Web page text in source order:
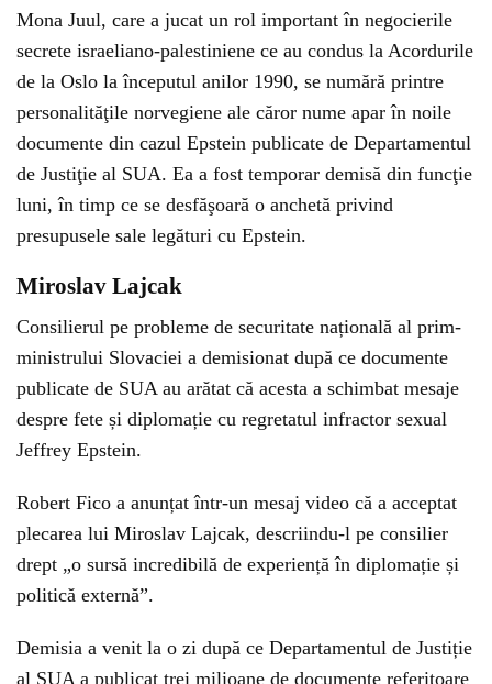
Mona Juul, care a jucat un rol important în negocierile
secrete israeliano-palestiniene ce au condus la Acordurile
de la Oslo la începutul anilor 1990, se numără printre
personalităţile norvegiene ale căror nume apar în noile
documente din cazul Epstein publicate de Departamentul
de Justiţie al SUA. Ea a fost temporar demisă din funcţie
luni, în timp ce se desfăşoară o anchetă privind
presupusele sale legături cu Epstein.
Miroslav Lajcak
Consilierul pe probleme de securitate națională al prim-
ministrului Slovaciei a demisionat după ce documente
publicate de SUA au arătat că acesta a schimbat mesaje
despre fete și diplomație cu regretatul infractor sexual
Jeffrey Epstein.
Robert Fico a anunțat într-un mesaj video că a acceptat
plecarea lui Miroslav Lajcak, descriindu-l pe consilier
drept „o sursă incredibilă de experiență în diplomație și
politică externă”.
Demisia a venit la o zi după ce Departamentul de Justiție
al SUA a publicat trei milioane de documente referitoare